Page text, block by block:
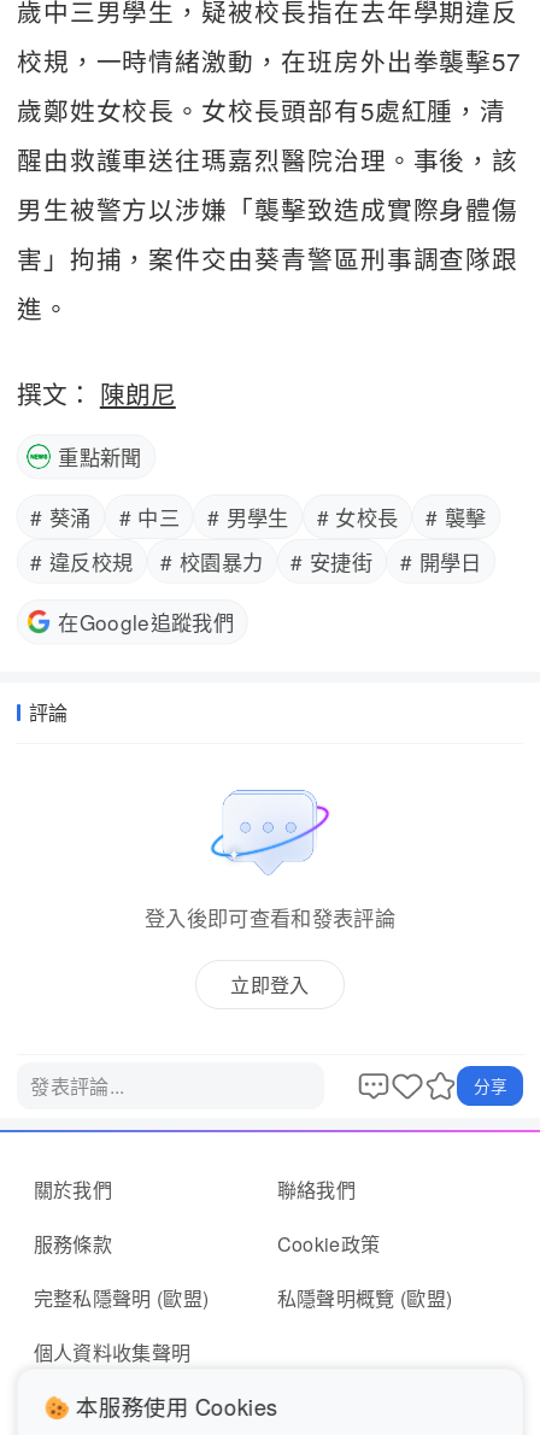
歲中三男學生，疑被校長指在去年學期違反
校規，一時情緒激動，在班房外出拳襲擊57
歲鄭姓女校長。女校長頭部有5處紅腫，清
醒由救護車送往瑪嘉烈醫院治理。事後，該
男生被警方以涉嫌「襲擊致造成實際身體傷
害」拘捕，案件交由葵青警區刑事調查隊跟
進。
撰文： 陳朗尼
重點新聞
# 葵涌 # 中三 # 男學生 # 女校長
# 襲擊
# 違反校規
# 校園暴力 # 安捷街 # 開學日
在Google追蹤我們
評論
登入後即可查看和發表評論
立即登入
發表評論... 分享
關於我們
服務條款
完整私隱聲明 (歐盟)
個人資料收集聲明
聯絡我們
Cookie政策
私隱聲明概覽 (歐盟)
本服務使用 Cookies